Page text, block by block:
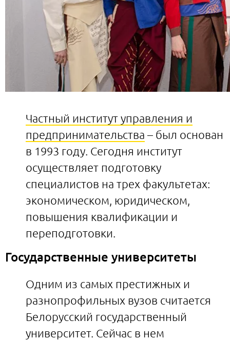
Частный институт управления и
предпринимательства – был основан
в 1993 году. Сегодня институт
осуществляет подготовку
специалистов на трех факультетах:
экономическом, юридическом,
повышения квалификации и
переподготовки.
Государственные университеты
Одним из самых престижных и
разнопрофильных вузов считается
Белорусский государственный
университет. Сейчас в нем